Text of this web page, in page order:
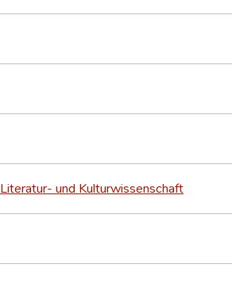
Literatur- und Kulturwissenschaft